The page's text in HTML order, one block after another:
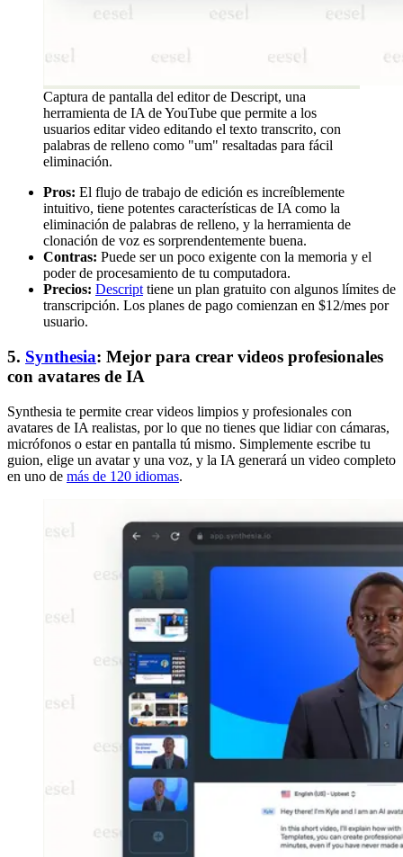
Captura de pantalla del editor de Descript, una
herramienta de IA de YouTube que permite a los
usuarios editar video editando el texto transcrito, con
palabras de relleno como "um" resaltadas para fácil
eliminación.
Pros: El flujo de trabajo de edición es increíblemente
intuitivo, tiene potentes características de IA como la
eliminación de palabras de relleno, y la herramienta de
clonación de voz es sorprendentemente buena.
Contras: Puede ser un poco exigente con la memoria y el
poder de procesamiento de tu computadora.
Precios: Descripttiene un plan gratuito con algunos límites de
transcripción. Los planes de pago comienzan en $12/mes por
usuario.
5. Synthesia: Mejor para crear videos profesionales
con avatares de IA
Synthesia te permite crear videos limpios y profesionales con
avatares de IA realistas, por lo que no tienes que lidiar con cámaras,
micrófonos o estar en pantalla tú mismo. Simplemente escribe tu
guion, elige un avatar y una voz, y la IA generará un video completo
en uno de más de 120 idiomas.